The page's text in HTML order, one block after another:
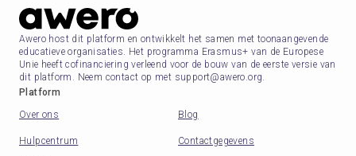
Awero host dit platform en ontwikkelt het samen met toonaangevende
educatieve organisaties. Het programma Erasmus+ van de Europese
Unie heeft cofinanciering verleend voor de bouw van de eerste versie van
dit platform. Neem contact op met support@awero.org.
Platform
Over ons
Blog
Hulpcentrum
Contactgegevens